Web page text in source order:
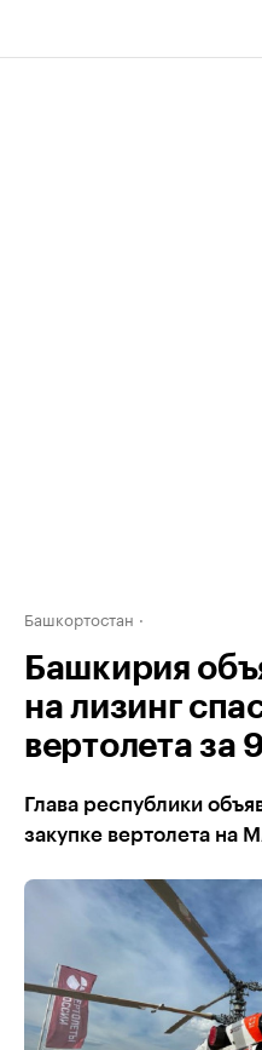
Башкортостан
Башкирия
на лизинг
вертолета за
Глава республики
закупке вертолета на